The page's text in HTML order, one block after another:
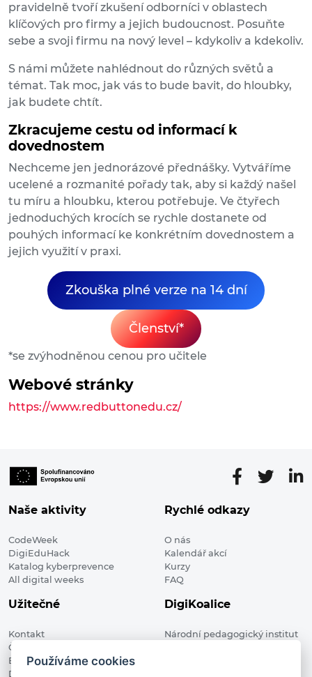
pravidelně tvoří zkušení odborníci v oblastech
klíčových pro firmy a jejich budoucnost. Posuňte
sebe a svoji firmu na nový level – kdykoliv a kdekoliv.
S námi můžete nahlédnout do různých světů a
témat. Tak moc, jak vás to bude bavit, do hloubky,
jak budete chtít.
Zkracujeme cestu od informací k
dovednostem
Nechceme jen jednorázové přednášky. Vytváříme
ucelené a rozmanité pořady tak, aby si každý našel
tu míru a hloubku, kterou potřebuje. Ve čtyřech
jednoduchých krocích se rychle dostanete od
pouhých informací ke konkrétním dovednostem a
jejich využití v praxi.
Zkouška plné verze na 14 dní
Členství*
*se zvýhodněnou cenou pro učitele
Webové stránky
https://www.redbuttonedu.cz/
Naše aktivity
CodeWeek
DigiEduHack
Katalog kyberprevence
All digital weeks
Rychlé odkazy
O nás
Kalendář akcí
Kurzy
FAQ
Užitečné
Kontakt
Členské organizace
Blog
Digitalizace ve vzdělávání
DigiKoalice
Národní pedagogický institut
Používáme cookies